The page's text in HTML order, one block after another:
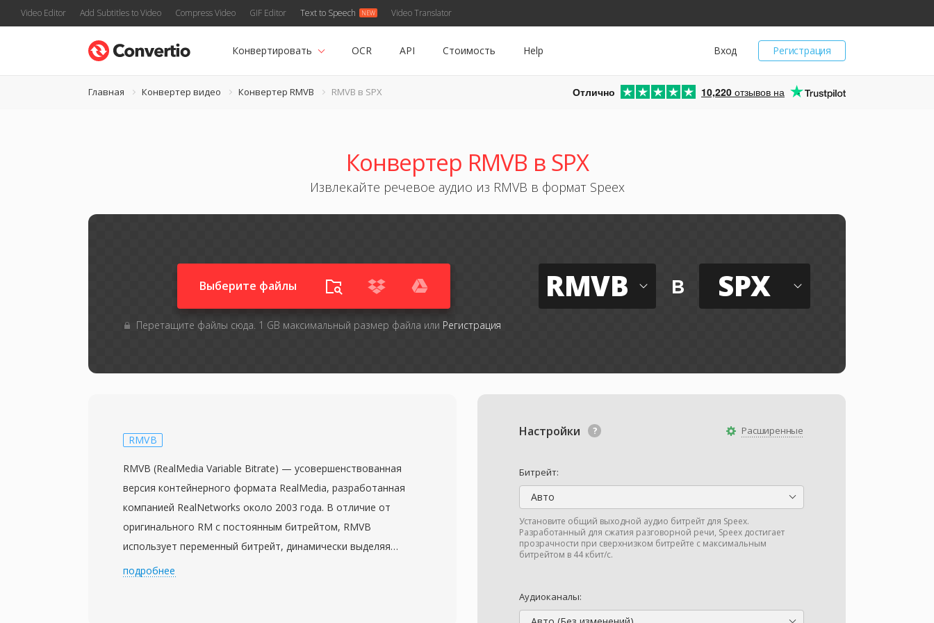
Video Editor Add Subtitles to Video Compress Video GIF Editor Text to Speech Video Translator
Регистрация
Вход
Конвертировать OCR API Стоимость Help
Главная Конвертер видео Конвертер RMVB RMVB в SPX Отлично 10,220 отзывов на
Конвертер RMVB в SPX
Извлекайте речевое аудио из RMVB в формат Speex
Выберите файлы
Перетащите файлы сюда. 1 GB максимальный размер файла или Регистрация
RMVB в SPX
Расширенные
Настройки
Битрейт:
Авто
Установите общий выходной аудио битрейт для Speex.
Разработанный для сжатия разговорной речи, Speex достигает
прозрачности при сверхнизком битрейте с максимальным
битрейтом в 44 кбит/с.
Аудиоканалы:
RMVB
RMVB (RealMedia Variable Bitrate) — усовершенствованная
версия контейнерного формата RealMedia, разработанная
компанией RealNetworks около 2003 года. В отличие от
оригинального RM с постоянным битрейтом, RMVB
использует переменный битрейт, динамически выделяя
больше данных сложным сценам с высокой подвижностью и
подробнее